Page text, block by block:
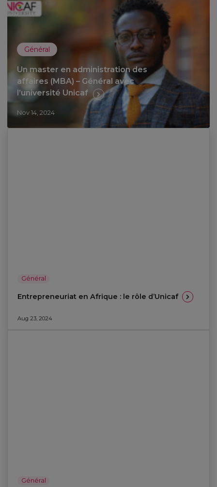
Général
Un master en administration des
affaires (MBA) – Général avec
l’université Unicaf
Nov 14, 2024
Général
Entrepreneuriat en Afrique : le rôle d’Unicaf
Aug 23, 2024
Général